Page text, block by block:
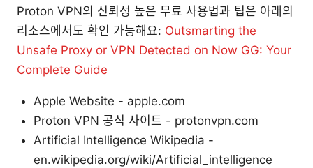
Proton VPN의 신뢰성 높은 무료 사용법과 팁은 아래의
리소스에서도 확인 가능해요: Outsmarting the
Unsafe Proxy or VPN Detected on Now GG: Your
Complete Guide
Apple Website - apple.com
Proton VPN 공식 사이트 - protonvpn.com
Artificial Intelligence Wikipedia -
en.wikipedia.org/wiki/Artificial_intelligence